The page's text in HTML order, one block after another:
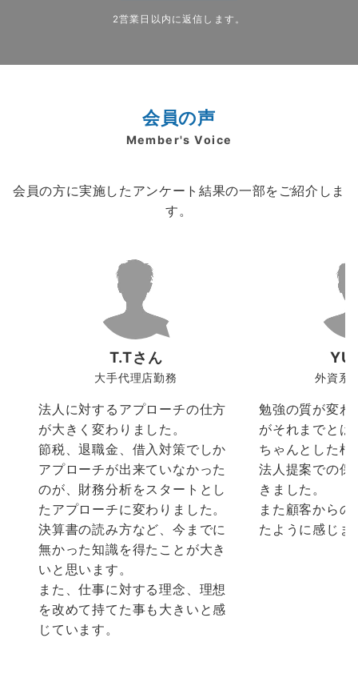
2営業日以内に返信します。
会員の声
Member's Voice
会員の方に実施したアンケート結果の一部をご紹介しま
す。
T.Tさん
大手代理店勤務
法人に対するアプローチの仕方
が大きく変わりました。
節税、退職金、借入対策でしか
アプローチが出来ていなかった
のが、財務分析をスタートとし
たアプローチに変わりました。
決算書の読み方など、今までに
無かった知識を得たことが大き
いと思います。
また、仕事に対する理念、理想
を改めて持てた事も大きいと感
じています。
YU
外資系
勉強の質が変わ
がそれまでと
ちゃんとした
法人提案での保
きました。
また顧客から
たように感じま